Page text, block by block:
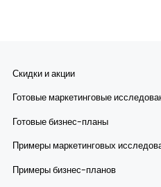
Скидки и акции
Готовые маркетинговые
Готовые бизнес-планы
Примеры маркетинговых
Примеры бизнес-планов